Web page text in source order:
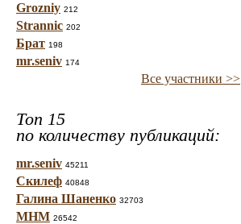
Grozniy 212
Strannic 202
Брат 198
mr.seniv 174
Все участники >>
Топ 15
по количеству публикаций:
mr.seniv 45211
Скилеф 40848
Галина Шаненко 32703
МНМ 26542